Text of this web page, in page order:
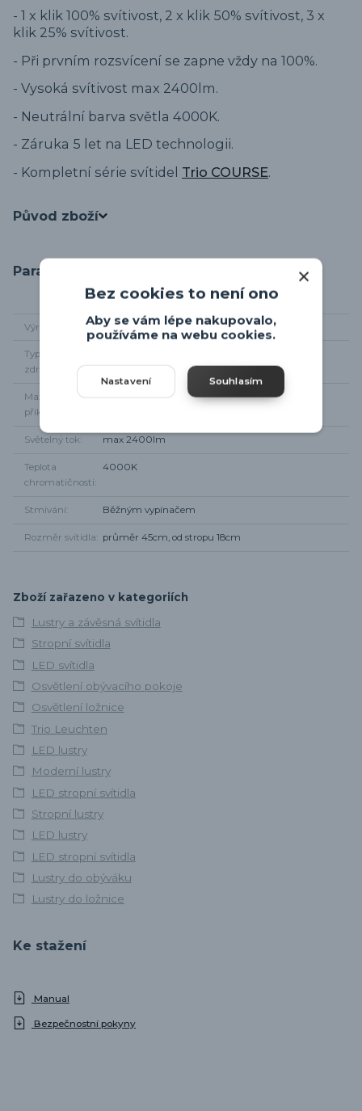
- 1 x klik 100% svítivost, 2 x klik 50% svítivost, 3 x
klik 25% svítivost.
- Při prvním rozsvícení se zapne vždy na 100%.
- Vysoká svítivost max 2400lm.
- Neutrální barva světla 4000K.
- Záruka 5 let na LED technologii.
- Kompletní série svítidel Trio COURSE.
Původ zboží
Parametry
Výrobce Trio-leuchten
Typ světelného
zdroje
Maximální
příkon
Světelný tok max 2400lm
Teplota
chromatičnosti
4000K
Stmívání Běžným vypínačem
Rozměr svítidla průměr 45cm, od stropu 18cm
Zboží zařazeno v kategoriích
Lustry a závěsná svítidla
Stropní svítidla
LED svítidla
Osvětlení obývacího pokoje
Osvětlení ložnice
Trio Leuchten
LED lustry
Moderní lustry
LED stropní svítidla
Stropní lustry
LED lustry
LED stropní svítidla
Lustry do obýváku
Lustry do ložnice
Ke stažení
Manual
Bezpečnostní pokyny
Bez cookies to není ono
Aby se vám lépe nakupovalo,
používáme na webu cookies.
Nastavení Souhlasím